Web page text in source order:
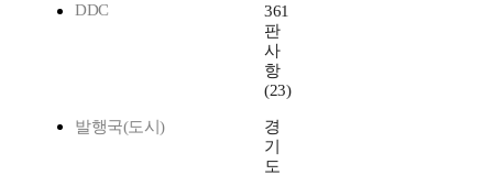
DDC
361
판
사
항
(23)
발행국(도시)
경
기
도